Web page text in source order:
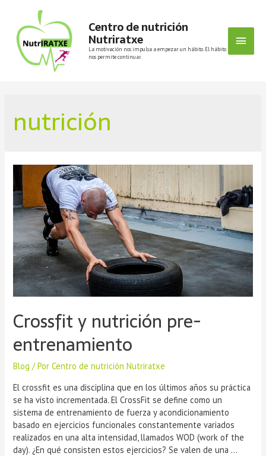
Centro de nutrición
Nutriratxe
La motivación nos impulsa a empezar un hábito. El hábito
nos permite continuar.
nutrición
Crossfit y nutrición pre-
entrenamiento
Blog / PorCentro de nutrición Nutriratxe
El crossfit es una disciplina que en los últimos años su práctica
se ha visto incrementada. El CrossFit se define como un
sistema de entrenamiento de fuerza y ​​acondicionamiento
basado en ejercicios funcionales constantemente variados
realizados en una alta intensidad, llamados WOD (work of the
day). ¿En qué consisten estos ejercicios? Se valen de una …